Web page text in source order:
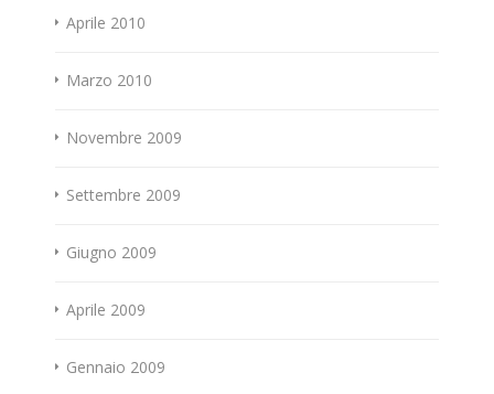
Aprile 2010
Marzo 2010
Novembre 2009
Settembre 2009
Giugno 2009
Aprile 2009
Gennaio 2009